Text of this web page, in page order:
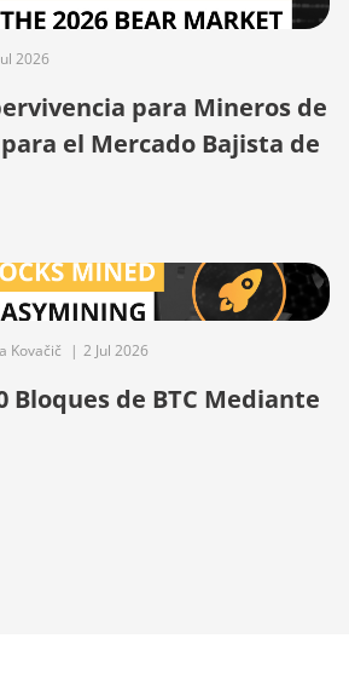
2026
para Mineros de
el Mercado Bajista de
Kovačič | 2 Jul 2026
Bloques de BTC Mediante